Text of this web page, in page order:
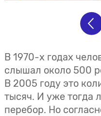
В 1970-х годах
слышал около 500
В 2005 году это
тысяч. И уже тогда
перебор. Но